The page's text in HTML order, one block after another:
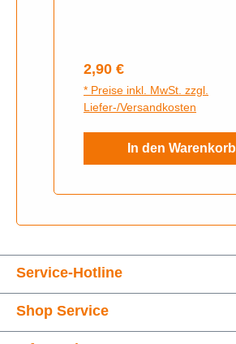
Regulärer Preis:
2,90 €
* Preise inkl. MwSt. zzgl.
Liefer-/Versandkosten
In den Warenkorb
Service-Hotline
Shop Service